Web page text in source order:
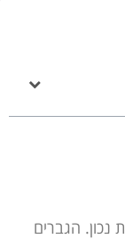
נכון. הגברים